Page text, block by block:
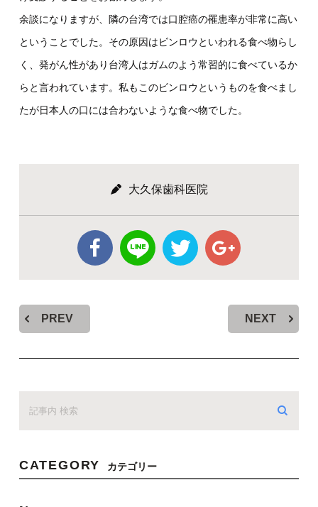
余談になりますが、隣の台湾では口腔癌の罹患率が非常に高い
ということでした。その原因はビンロウといわれる食べ物らし
く、発がん性があり台湾人はガムのよう常習的に食べているか
らと言われています。私もこのビンロウというものを食べまし
たが日本人の口には合わないような食べ物でした。
大久保歯科医院
PREV NEXT
CATEGORY カテゴリー